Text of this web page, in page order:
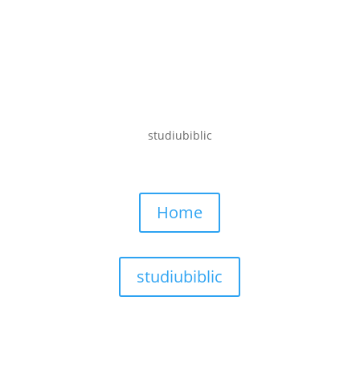
studiubiblic
Home
studiubiblic